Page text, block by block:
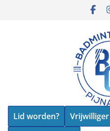
Lid worden?